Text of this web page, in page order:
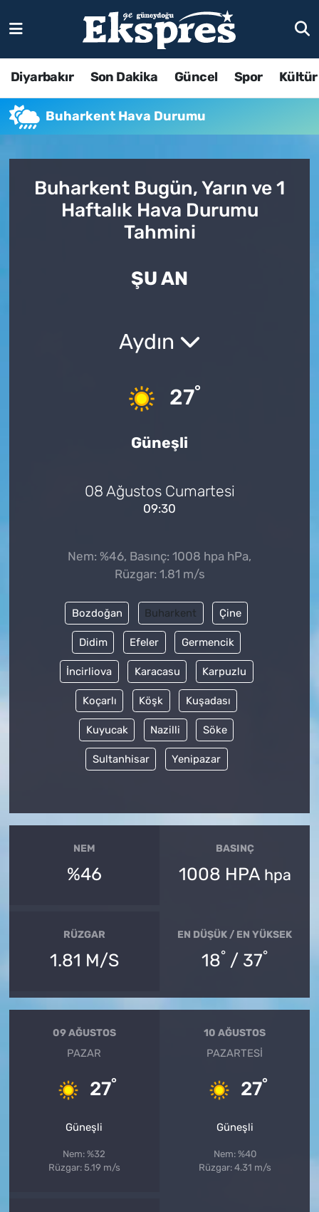
Diyarbakır Son Dakika Güncel Spor
Buharkent Hava Durumu
Buharkent Bugün, Yarın ve 1
Haftalık Hava Durumu
Tahmini
ŞU AN
Aydın
27°
Güneşli
08 Ağustos Cumartesi
09:30
Nem: %46, Basınç: 1008 hpa hPa,
Rüzgar: 1.81 m/s
Bozdoğan Buharkent Çine
Didim Efeler Germencik
İncirliova Karacasu Karpuzlu
Koçarlı Köşk Kuşadası
Kuyucak Nazilli Söke
Sultanhisar Yenipazar
NEM
%46
BASINÇ
1008 HPA hpa
RÜZGAR
1.81 M/S
EN DÜŞÜK / EN YÜKSEK
18° / 37°
09 AĞUSTOS
PAZAR
27°
Güneşli
Nem: %32
Rüzgar: 5.19 m/s
10 AĞUSTOS
PAZARTESI
27°
Güneşli
Nem: %40
Rüzgar: 4.31 m/s